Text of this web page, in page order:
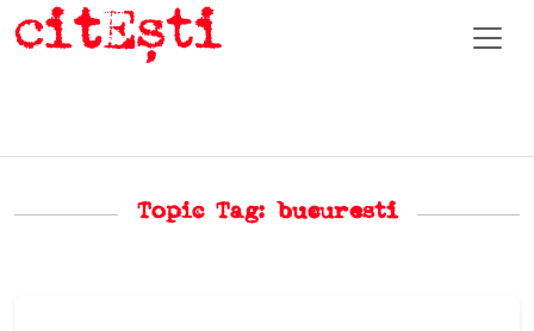
Topic Tag: bucuresti